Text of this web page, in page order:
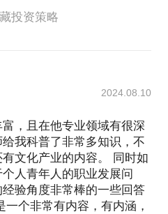
论人，到运营管理美术馆；
索文化艺术品市场的各种前
大量时间和精力用于考察
艺术博览会、艺术品拍卖
艺术品、博物馆美术馆、
议活动。熟悉文化艺术品
业发展趋势。希望能够与
投资策略
2024.08.10
，且在他专业领域有很深
我科普了非常多知识，不
文化产业的内容。 同时如
人青年人的职业发展问
验角度非常棒的一些回答
个非常有内容，有内涵，